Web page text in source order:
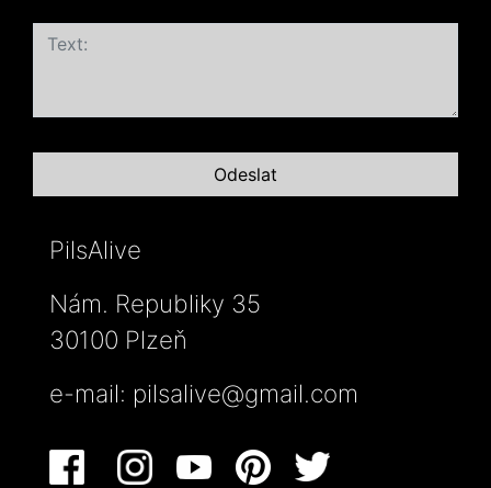
PilsAlive
Nám. Republiky 35
30100 Plzeň
e-mail: pilsalive@gmail.com